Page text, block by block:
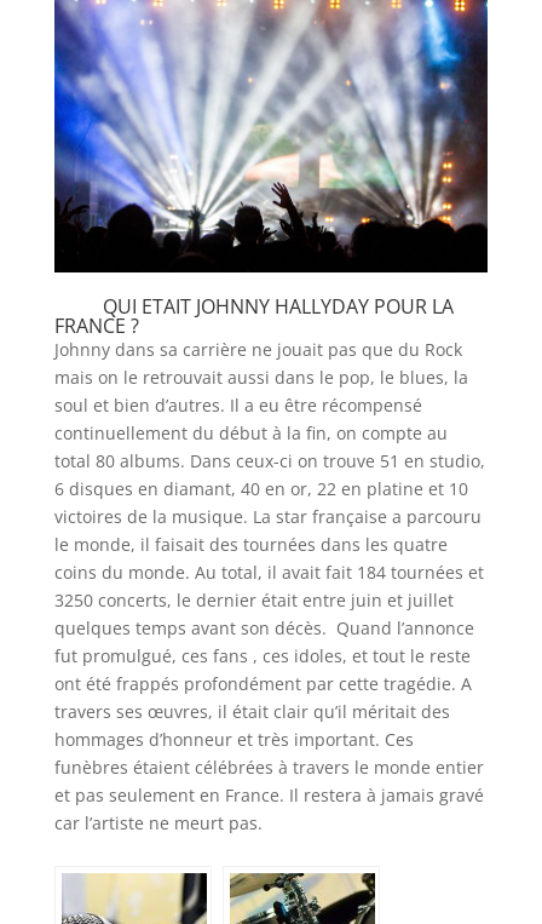
QUI ETAIT JOHNNY HALLYDAY POUR LA
FRANCE ?
Johnny dans sa carrière ne jouait pas que du Rock
mais on le retrouvait aussi dans le pop, le blues, la
soul et bien d’autres. Il a eu être récompensé
continuellement du début à la fin, on compte au
total 80 albums. Dans ceux-ci on trouve 51 en studio,
6 disques en diamant, 40 en or, 22 en platine et 10
victoires de la musique. La star française a parcouru
le monde, il faisait des tournées dans les quatre
coins du monde. Au total, il avait fait 184 tournées et
3250 concerts, le dernier était entre juin et juillet
quelques temps avant son décès. Quand l’annonce
fut promulgué, ces fans , ces idoles, et tout le reste
ont été frappés profondément par cette tragédie. A
travers ses œuvres, il était clair qu’il méritait des
hommages d’honneur et très important. Ces
funèbres étaient célébrées à travers le monde entier
et pas seulement en France. Il restera à jamais gravé
car l’artiste ne meurt pas.